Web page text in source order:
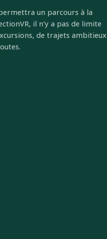
un parcours à la
il n'y a pas de limite
de trajets ambitieux